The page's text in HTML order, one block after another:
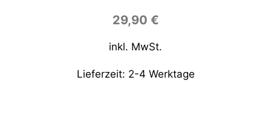
29,90 €
inkl. MwSt.
Lieferzeit: 2-4 Werktage